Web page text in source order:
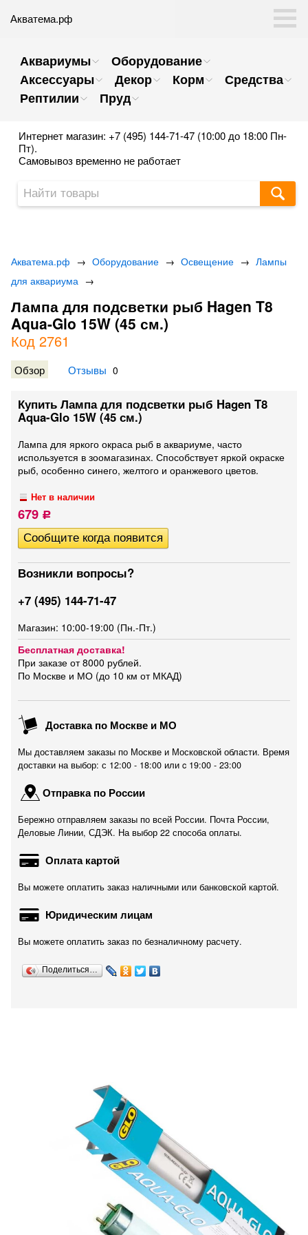
Акватема.рф
Аквариумы
Оборудование
Аксессуары
Декор Корм
Средства
Рептилии
Пруд
Интернет магазин: +7 (495) 144-71-47 (10:00 до 18:00 Пн-
Пт).
Самовывоз временно не работает
Акватема.рф → Оборудование → Освещение → Лампы
для аквариума →
Лампа для подсветки рыб Hagen T8
Aqua-Glo 15W (45 см.)
Код 2761
Обзор Отзывы 0
Купить Лампа для подсветки рыб Hagen T8
Aqua-Glo 15W (45 см.)
Лампа для яркого окраса рыб в аквариуме, часто
используется в зоомагазинах. Способствует яркой окраске
рыб, особенно синего, желтого и оранжевого цветов.
Нет в наличии
679 Р
Возникли вопросы?
+7 (495) 144-71-47
Магазин: 10:00-19:00 (Пн.-Пт.)
Бесплатная доставка!
При заказе от 8000 рублей.
По Москве и МО (до 10 км от МКАД)
Доставка по Москве и МО
Мы доставляем заказы по Москве и Московской области. Время
доставки на выбор: с 12:00 - 18:00 или c 19:00 - 23:00
Отправка по России
Бережно отправляем заказы по всей России. Почта России,
Деловые Линии, СДЭК. На выбор 22 способа оплаты.
Оплата картой
Вы можете оплатить заказ наличными или банковской картой.
Юридическим лицам
Вы можете оплатить заказ по безналичному расчету.
Поделиться…